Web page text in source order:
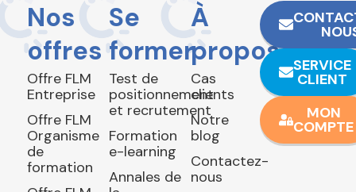
Nos
offres
Offre FLM
Entreprise
Offre FLM
Organisme
de
formation
Se
former
Test de
positionnement
et recrutement
Formation
e-learning
Annales de
À
propos
Cas
clients
Notre
blog
Contactez-
nous
SERVICE
CLIENT
MON
COMPTE